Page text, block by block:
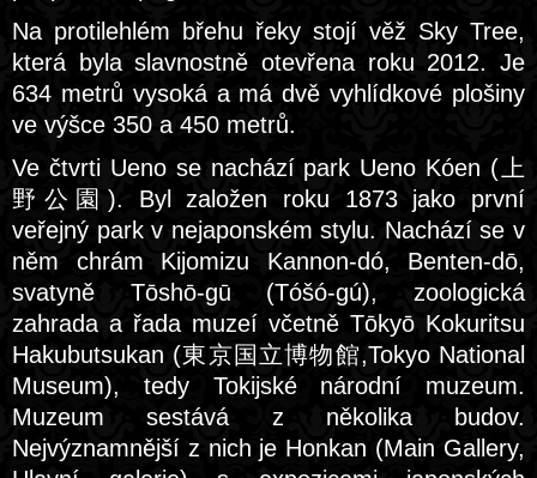
Na protilehlém břehu řeky stojí věž Sky Tree,
která byla slavnostně otevřena roku 2012. Je
634 metrů vysoká a má dvě vyhlídkové plošiny
ve výšce 350 a 450 metrů.
Ve čtvrti Ueno se nachází park Ueno Kóen (上
野公園). Byl založen roku 1873 jako první
veřejný park v nejaponském stylu. Nachází se v
něm chrám Kijomizu Kannon-dó, Benten-dō,
svatyně Tōshō-gū (Tóšó-gú), zoologická
zahrada a řada muzeí včetně Tōkyō Kokuritsu
Hakubutsukan (東京国立博物館,Tokyo National
Museum), tedy Tokijské národní muzeum.
Muzeum sestává z několika budov.
Nejvýznamnější z nich je Honkan (Main Gallery,